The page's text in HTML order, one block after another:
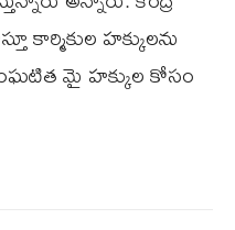
కార్మికుల హక్కులను
మై హక్కుల కోసం